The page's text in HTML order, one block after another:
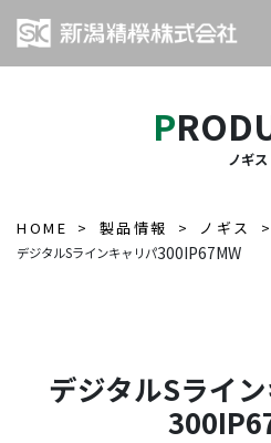
ノギス
HOME 製品情報 ノギス
デジタルSラインキャリパ300IP67MW
デジタルSライ